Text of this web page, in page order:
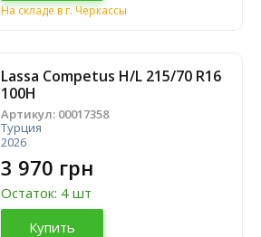
На складе в г. Черкассы
Lassa Competus H/L 215/70 R16
100H
Артикул: 00017358
Турция
2026
3 970 грн
Остаток: 4 шт
Купить